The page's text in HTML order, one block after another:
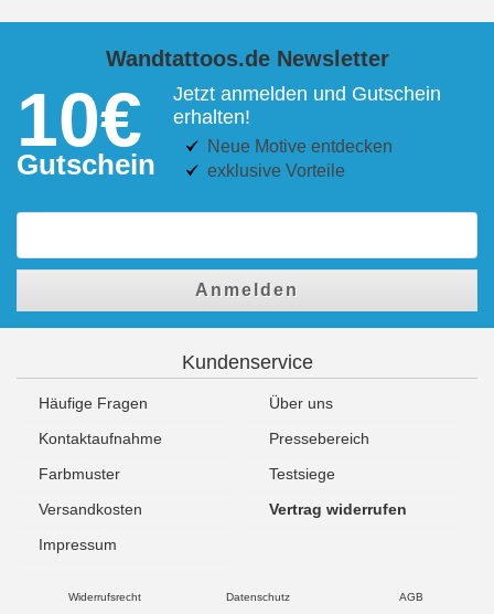
Wandtattoos.de Newsletter
10€
Gutschein
Jetzt anmelden und Gutschein
erhalten!
Neue Motive entdecken
exklusive Vorteile
Anmelden
Kundenservice
Häufige Fragen
Über uns
Kontaktaufnahme
Pressebereich
Farbmuster
Testsiege
Versandkosten
Vertrag widerrufen
Impressum
Widerrufsrecht Datenschutz AGB